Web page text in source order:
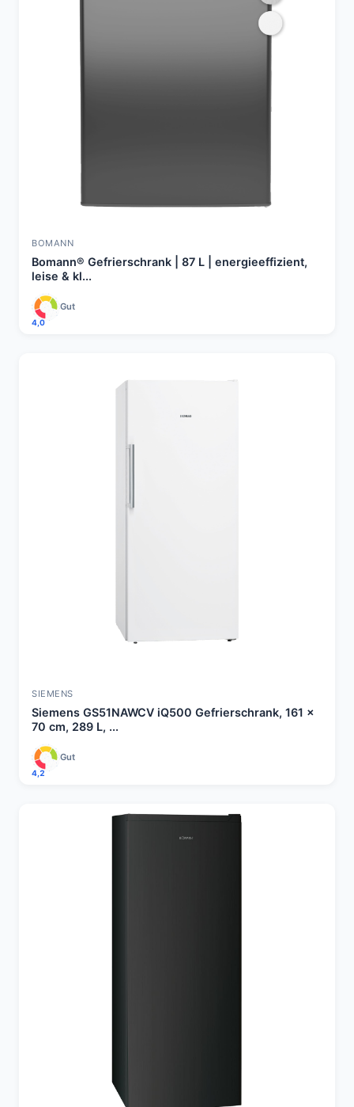
BOMANN
Bomann® Gefrierschrank | 87 L | energieeffizient,
leise & kl...
4,0
Gut
SIEMENS
Siemens GS51NAWCV iQ500 Gefrierschrank, 161 x
70 cm, 289 L, ...
4,2
Gut